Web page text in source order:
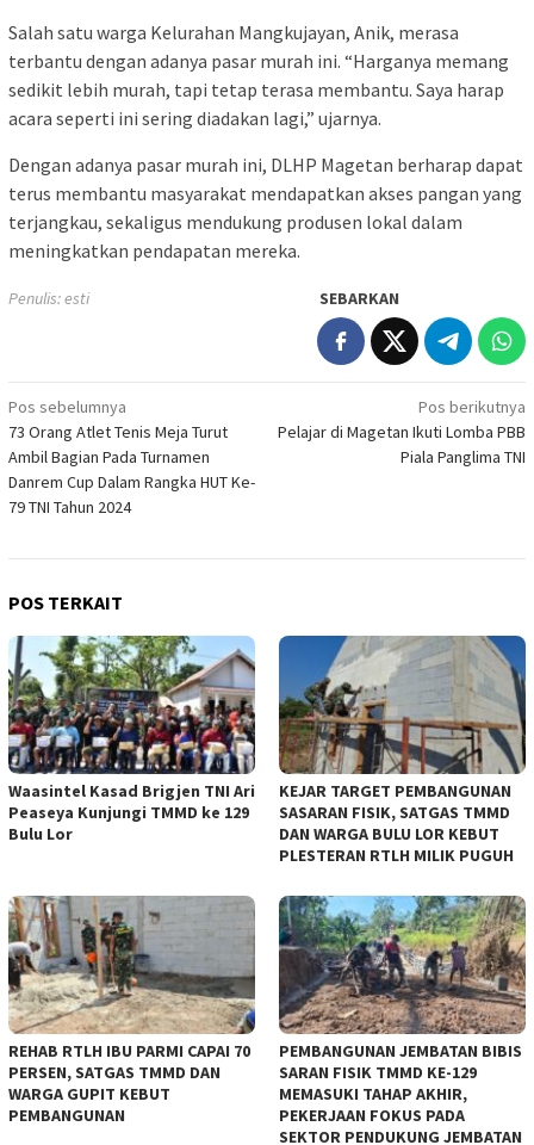
Salah satu warga Kelurahan Mangkujayan, Anik, merasa
terbantu dengan adanya pasar murah ini. “Harganya memang
sedikit lebih murah, tapi tetap terasa membantu. Saya harap
acara seperti ini sering diadakan lagi,” ujarnya.
Dengan adanya pasar murah ini, DLHP Magetan berharap dapat
terus membantu masyarakat mendapatkan akses pangan yang
terjangkau, sekaligus mendukung produsen lokal dalam
meningkatkan pendapatan mereka.
Penulis: esti SEBARKAN
Navigasi
pos
Pos sebelumnya
73 Orang Atlet Tenis Meja Turut
Ambil Bagian Pada Turnamen
Danrem Cup Dalam Rangka HUT Ke-
79 TNI Tahun 2024
Pos berikutnya
Pelajar di Magetan Ikuti Lomba PBB
Piala Panglima TNI
POS TERKAIT
Waasintel Kasad Brigjen TNI Ari
Peaseya Kunjungi TMMD ke 129
Bulu Lor
KEJAR TARGET PEMBANGUNAN
SASARAN FISIK, SATGAS TMMD
DAN WARGA BULU LOR KEBUT
PLESTERAN RTLH MILIK PUGUH
REHAB RTLH IBU PARMI CAPAI 70
PERSEN, SATGAS TMMD DAN
WARGA GUPIT KEBUT
PEMBANGUNAN
PEMBANGUNAN JEMBATAN BIBIS
SARAN FISIK TMMD KE-129
MEMASUKI TAHAP AKHIR,
PEKERJAAN FOKUS PADA
SEKTOR PENDUKUNG JEMBATAN